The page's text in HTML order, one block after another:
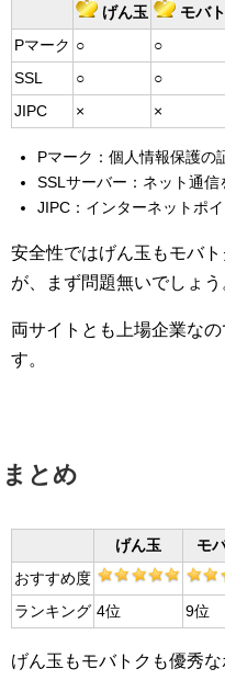
げん玉
モバ
Pマーク ○
○
SSL
○
○
JIPC
× ×
Pマーク：個人情報保護の
SSLサーバー：ネット通
JIPC：インターネットポ
安全性ではげん玉もモバ
が、まず問題無いでしょう
両サイトとも上場企業な
す。
まとめ
げん玉
モ
おすすめ度
ランキング 4位 9位
げん玉もモバトクも優秀